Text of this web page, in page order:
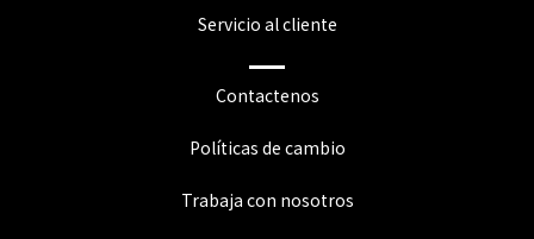
Servicio al cliente
Contactenos
Políticas de cambio
Trabaja con nosotros